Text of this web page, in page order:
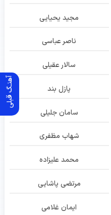
آهنـگ قبلی
مجید یحیایی
ناصر عباسی
سالار عقیلی
پازل بند
سامان جلیلی
شهاب مظفری
محمد علیزاده
مرتضی پاشایی
ایمان غلامی